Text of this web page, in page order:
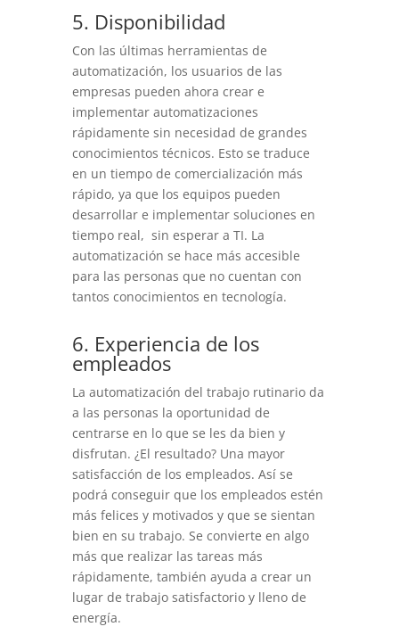
5. Disponibilidad
Con las últimas herramientas de
automatización, los usuarios de las
empresas pueden ahora crear e
implementar automatizaciones
rápidamente sin necesidad de grandes
conocimientos técnicos. Esto se traduce
en un tiempo de comercialización más
rápido, ya que los equipos pueden
desarrollar e implementar soluciones en
tiempo real, sin esperar a TI. La
automatización se hace más accesible
para las personas que no cuentan con
tantos conocimientos en tecnología.
6. Experiencia de los
empleados
La automatización del trabajo rutinario da
a las personas la oportunidad de
centrarse en lo que se les da bien y
disfrutan. ¿El resultado? Una mayor
satisfacción de los empleados. Así se
podrá conseguir que los empleados estén
más felices y motivados y que se sientan
bien en su trabajo. Se convierte en algo
más que realizar las tareas más
rápidamente, también ayuda a crear un
lugar de trabajo satisfactorio y lleno de
energía.